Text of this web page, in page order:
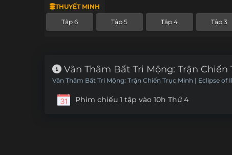
THUYẾT MINH
Tập 6 Tập 5 Tập 4 Tập 3
Vân Thâm Bất Tri Mộng: Trận
Vân Thâm Bất Tri Mộng: Trận Chiến Trục Minh | Eclipse of
Phim chiếu 1 tập vào 10h Thứ 4